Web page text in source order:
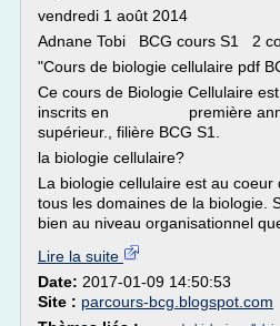
vendredi 1 août 2014
Adnane Tobi BCG cours S1 2
"Cours de biologie cellulaire pdf
Ce cours de Biologie Cellulaire
inscrits en première année
supérieur., filière BCG S1.
la biologie cellulaire?
La biologie cellulaire est au
tous les domaines de la biologie.
bien au niveau organisationnel
Lire la suite
Date: 2017-01-09 14:50:53
Site : parcours-bcg.blogspot.com